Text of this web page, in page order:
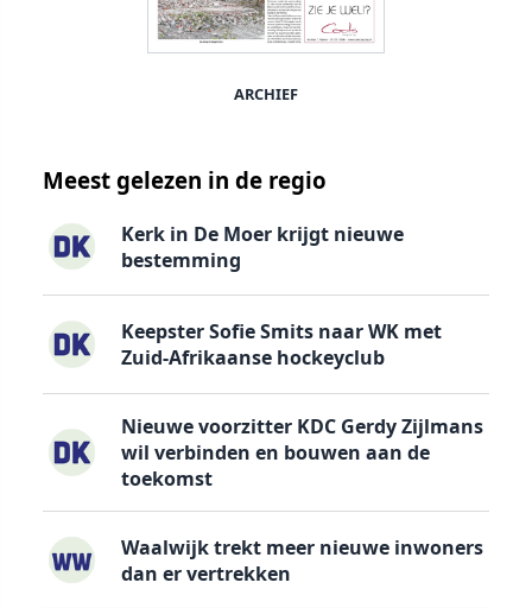
ARCHIEF
Meest gelezen in de regio
Kerk in De Moer krijgt nieuwe
bestemming
Keepster Sofie Smits naar WK met
Zuid-Afrikaanse hockeyclub
Nieuwe voorzitter KDC Gerdy Zijlmans
wil verbinden en bouwen aan de
toekomst
Waalwijk trekt meer nieuwe inwoners
dan er vertrekken